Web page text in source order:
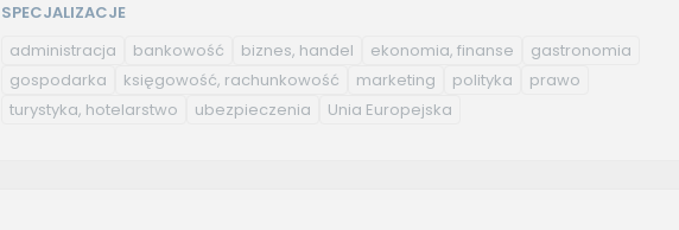
SPECJALIZACJE
administracja
bankowość biznes, handel ekonomia, finanse
gastronomia
gospodarka
księgowość, rachunkowość marketing polityka
prawo
turystyka, hotelarstwo
ubezpieczenia Unia Europejska